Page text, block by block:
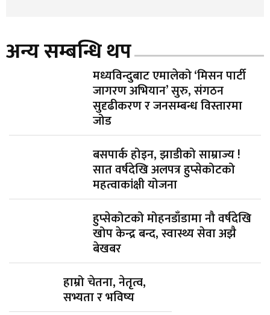
अन्य सम्बन्धि थप
मध्यविन्दुबाट एमालेको ‘मिसन पार्टी
जागरण अभियान’ सुरु, संगठन
सुदृढीकरण र जनसम्बन्ध विस्तारमा
जोड
बसपार्क होइन, झाडीको साम्राज्य !
सात वर्षदेखि अलपत्र हुप्सेकोटको
महत्वाकांक्षी योजना
हुप्सेकोटको मोहनडाँडामा नौ वर्षदेखि
खोप केन्द्र बन्द, स्वास्थ्य सेवा अझै
बेखबर
हाम्रो चेतना, नेतृत्व,
सभ्यता र भविष्य